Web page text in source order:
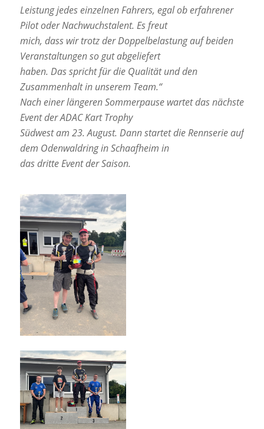
Leistung jedes einzelnen Fahrers, egal ob erfahrener
Pilot oder Nachwuchstalent. Es freut
mich, dass wir trotz der Doppelbelastung auf beiden
Veranstaltungen so gut abgeliefert
haben. Das spricht für die Qualität und den
Zusammenhalt in unserem Team.“
Nach einer längeren Sommerpause wartet das nächste
Event der ADAC Kart Trophy
Südwest am 23. August. Dann startet die Rennserie auf
dem Odenwaldring in Schaafheim in
das dritte Event der Saison.